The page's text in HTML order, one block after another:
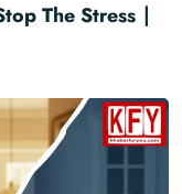
The Stress ∣